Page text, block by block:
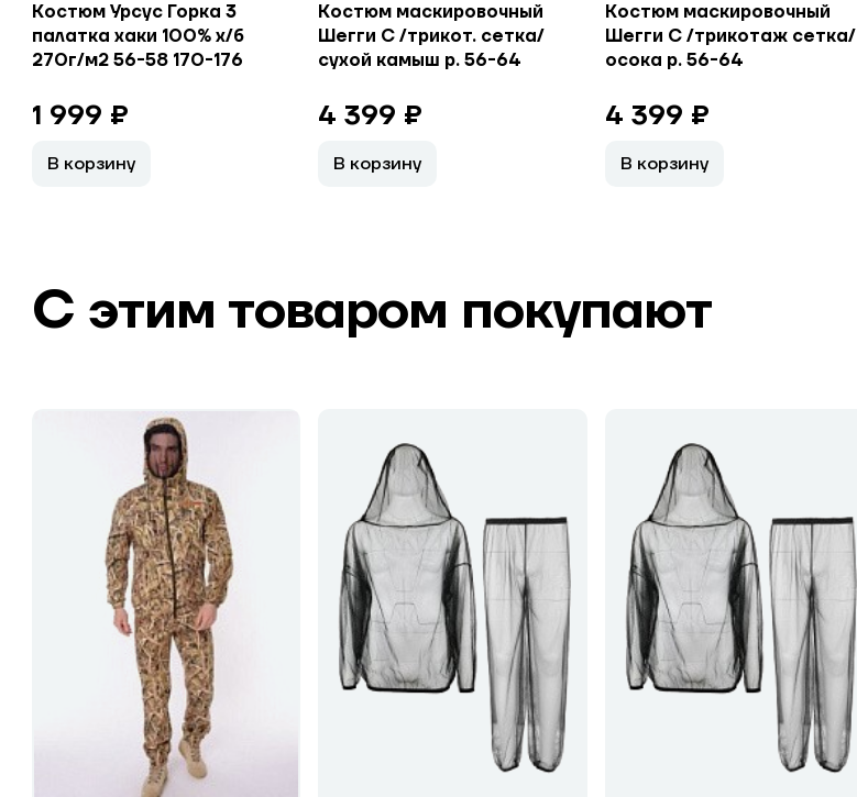
Костюм Урсус Горка 3
палатка хаки 100% х/б
270г/м2 56-58 170-176
1 999 ₽
В корзину
Костюм маскировочный
Шегги С /трикот. сетка/
сухой камыш р. 56-64
4 399 ₽
В корзину
Костюм маскировочный
Шегги С /трикотаж сетка/
осока р. 56-64
4 399 ₽
В корзину
С этим товаром покупают